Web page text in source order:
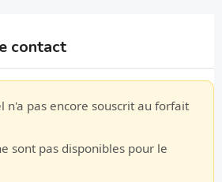
contact
n'a pas encore souscrit au forfait
sont pas disponibles pour le